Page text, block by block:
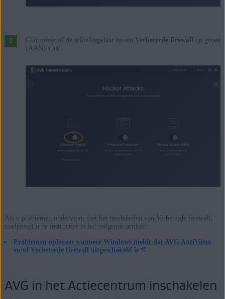
Controleer of de schuifregelaar boven Verbeterde firewall op groen
(AAN) staat.
Als u problemen ondervindt met het inschakelen van Verbeterde firewall,
raadpleegt u de instructies in het volgende artikel:
Problemen oplossen wanneer Windows meldt dat AVG AntiVirus
en/of Verbeterde firewall uitgeschakeld is
AVG in het Actiecentrum inschakelen